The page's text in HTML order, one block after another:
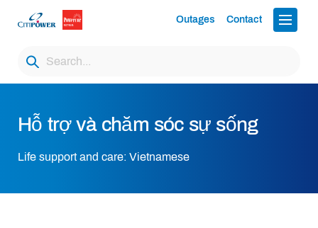
Outages Contact
Hỗ trợ và chăm sóc sự sống
Life support and care: Vietnamese